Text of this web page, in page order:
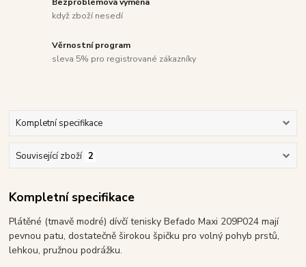
Bezproblémová výměna
když zboží nesedí
Věrnostní program
sleva 5% pro registrované zákazníky
Kompletní specifikace
Související zboží 2
Kompletní specifikace
Plátěné (tmavě modré) dívčí tenisky Befado Maxi 209P024 mají
pevnou patu, dostatečně širokou špičku pro volný pohyb prstů,
lehkou, pružnou podrážku.